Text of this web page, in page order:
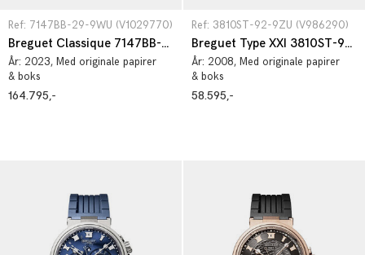
Ref: 7147BB-29-9WU (V1029770)
Breguet Classique 7147BB-29-9WU
År: 2023, Med originale papirer
& boks
164.795,-
Ref: 3810ST-92-9ZU (V986290)
Breguet Type XXI 3810ST-92-9ZU
År: 2008, Med originale papirer
& boks
58.595,-